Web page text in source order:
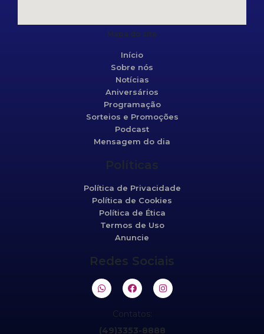
Mapa do site
Início
Sobre nós
Notícias
Aniversários
Programação
Sorteios e Promoções
Podcast
Mensagem do dia
Políticas
Política de Privacidade
Política de Cookies
Política de Ética
Termos de Uso
Anuncie
Redes Sociais
Contatos:
(49)3353-8888